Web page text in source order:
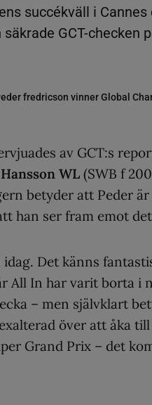
succékväll i Cannes
GCT-checken
fredricson vinner Global
av GCT:s
Hansson WL (SWB f
betyder att Peder
han ser fram emot
Det känns
All In har varit borta i
– men självklart
över att åka
Grand Prix – det